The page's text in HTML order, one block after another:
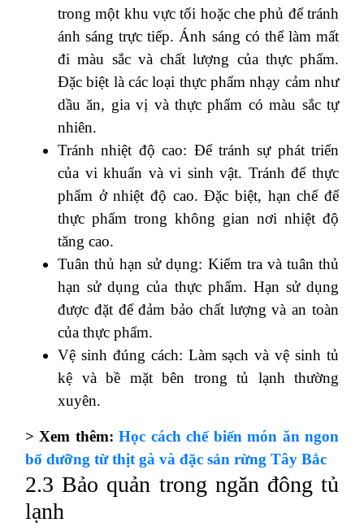
trong một khu vực tối hoặc che phủ để tránh
ánh sáng trực tiếp. Ánh sáng có thể làm mất
đi màu sắc và chất lượng của thực phẩm.
Đặc biệt là các loại thực phẩm nhạy cảm như
dầu ăn, gia vị và thực phẩm có màu sắc tự
nhiên.
Tránh nhiệt độ cao: Để tránh sự phát triển
của vi khuẩn và vi sinh vật. Tránh để thực
phẩm ở nhiệt độ cao. Đặc biệt, hạn chế để
thực phẩm trong không gian nơi nhiệt độ
tăng cao.
Tuân thủ hạn sử dụng: Kiểm tra và tuân thủ
hạn sử dụng của thực phẩm. Hạn sử dụng
được đặt để đảm bảo chất lượng và an toàn
của thực phẩm.
Vệ sinh đúng cách: Làm sạch và vệ sinh tủ
kệ và bề mặt bên trong tủ lạnh thường
xuyên.
> Xem thêm: Học cách chế biến món ăn ngon
bổ dưỡng từ thịt gà và đặc sản rừng Tây Bắc
2.3 Bảo quản trong ngăn đông tủ
lạnh